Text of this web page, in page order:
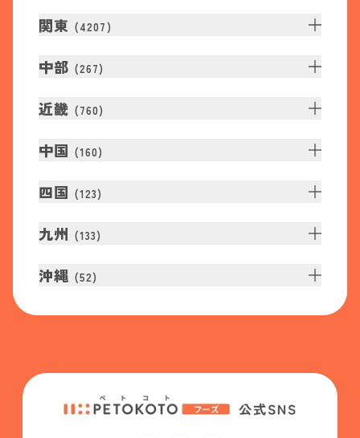
関東 (4207 )
中部 (267)
近畿 (760)
中国 (160)
四国 (123)
九州 (133)
沖縄 (52)